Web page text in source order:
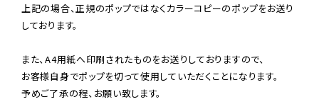
上記の場合、正規のポップではなくカラーコピーのポップをお送り
しております。
また、A4用紙へ印刷されたものをお送りしておりますので、
お客様自身でポップを切って使用していただくことになります。
予めご了承の程、お願い致します。